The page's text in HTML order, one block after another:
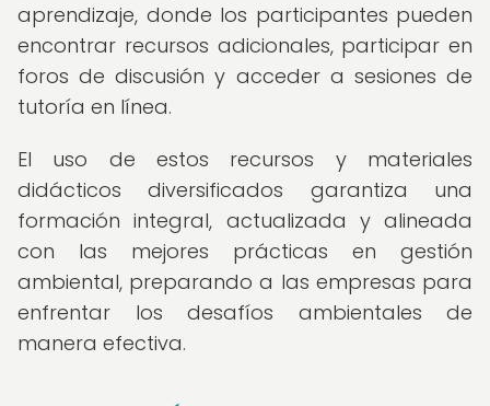
aprendizaje, donde los participantes pueden
encontrar recursos adicionales, participar en
foros de discusión y acceder a sesiones de
tutoría en línea.
El uso de estos recursos y materiales
didácticos diversificados garantiza una
formación integral, actualizada y alineada
con las mejores prácticas en gestión
ambiental, preparando a las empresas para
enfrentar los desafíos ambientales de
manera efectiva.